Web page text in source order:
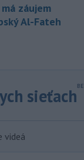
záujem
Al-Fateh
sieťach
videá